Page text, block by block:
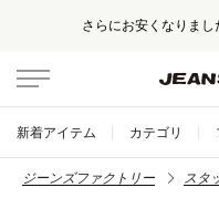
さらにお安くなりまし
新着アイテム カテゴリ
ジーンズファクトリー スタ